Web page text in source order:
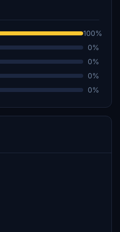
100%
0%
0%
0%
0%